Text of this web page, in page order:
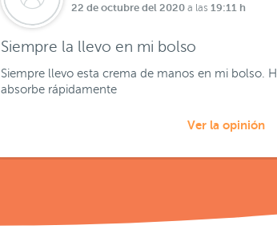
22 de octubre del 2020 a las 19:11 h
Siempre la llevo en mi bolso
Siempre llevo esta crema de manos en mi bolso.
absorbe rápidamente
Ver la opinión